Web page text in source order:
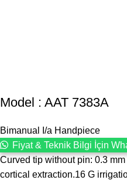
Model : AAT 7383A
Bimanual I/a Handpiece
Fiyat & Teknik Bilgi İçin
Curved tip without pin: 0.3
cortical extraction.16 G